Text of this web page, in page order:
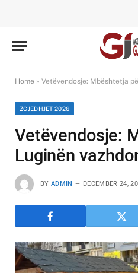
Home » Vetëvendosje: Mbështetja
ZGJEDHJET 2026
Vetëvendosje:
Luginën
BY ADMIN DECEMBER 24,